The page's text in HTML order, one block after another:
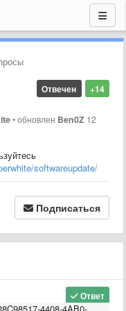
+14
Отвечен
•обновлен Ben0Z 12
softwareupdate/
Подписаться
Ответ